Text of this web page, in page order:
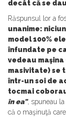
decât că se
Răspunsul lor a
unanime:
model 100%
înfundate pe
vedeau maşina
masivitate) se
într-un soi de
tocmai
în ea", spuneau
că o maşinuţă